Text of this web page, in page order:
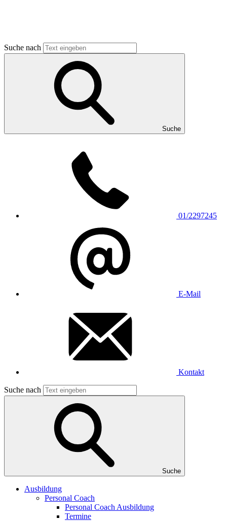
Suche nach
Suche
01/2297245
E-Mail
Kontakt
Suche nach
Suche
Ausbildung
Personal Coach
Personal Coach Ausbildung
Termine